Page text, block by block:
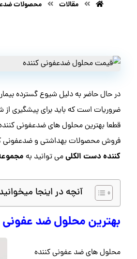
مقالات محصولات
در حال حاضر به دلیل شیوع گسترده
ضروریات است که باید برای پیشگیری از
قطعا بهترین محلول های ضدعفونی
فروش محصولات بهداشتی و ضدعفونی
کننده دست الکلیمی توانید به
آنچه در اینجا
بهترین محلول ضد عفونی
محلول های ضد عفونی کننده